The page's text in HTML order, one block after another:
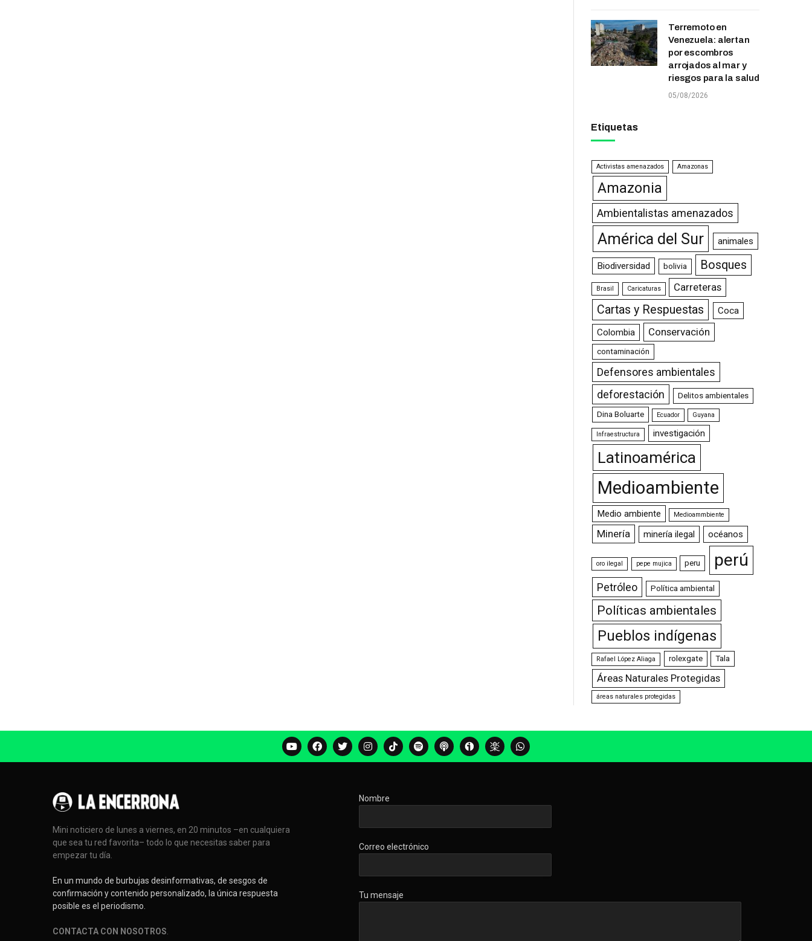
Terremoto en
Venezuela: alertan
por escombros
arrojados al mar y
riesgos para la salud
05/08/2026
Etiquetas
Activistas amenazados Amazonas
Amazonia
Ambientalistas amenazados
América del Sur animales
Biodiversidad bolivia Bosques
Brasil Caricaturas Carreteras
Cartas y Respuestas
Coca
Colombia
Conservación
contaminación
Defensores ambientales
deforestación
Delitos ambientales
Dina Boluarte Ecuador Guyana
Infraestructura investigación
Latinoamérica
Medioambiente
Medio ambiente Medioammbiente
Minería minería ilegal océanos
oro ilegal pepe mujica peru perú
Petróleo Política ambiental
Políticas ambientales
Pueblos indígenas
Rafael López Aliaga rolexgate Tala
Áreas Naturales Protegidas
áreas naturales protegidas
Mini noticiero de lunes a viernes, en 20 minutos –en cualquiera
que sea tu red favorita– todo lo que necesitas saber para
empezar tu día.
En un mundo de burbujas desinformativas, de sesgos de
confirmación y contenido personalizado, la única respuesta
posible es el periodismo.
CONTACTA CON NOSOTROS
Nombre
Correo electrónico
Tu mensaje